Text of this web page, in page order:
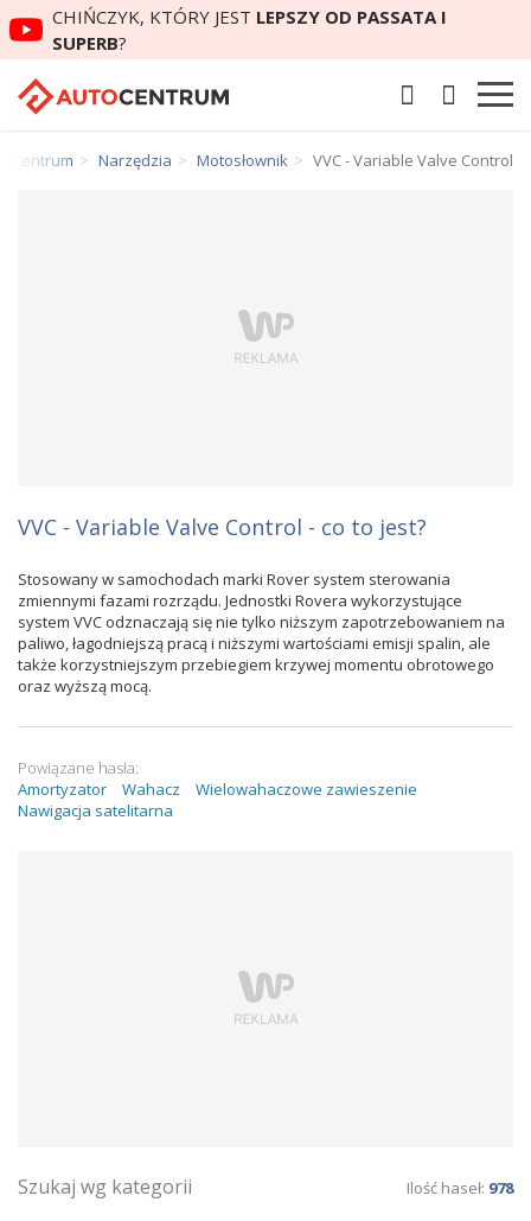
CHIŃCZYK, KTÓRY JEST LEPSZY OD PASSATA I
SUPERB?
Narzędzia Motosłownik VVC - Variable Valve Control
VVC - Variable Valve Control - co to jest?
Stosowany w samochodach marki Rover system sterowania
zmiennymi fazami rozrządu. Jednostki Rovera wykorzystujące
system VVC odznaczają się nie tylko niższym zapotrzebowaniem na
paliwo, łagodniejszą pracą i niższymi wartościami emisji spalin, ale
także korzystniejszym przebiegiem krzywej momentu obrotowego
oraz wyższą mocą.
Powiązane hasła:
Amortyzator
Wahacz
Wielowahaczowe zawieszenie
Nawigacja satelitarna
Szukaj wg kategorii Ilość haseł: 978